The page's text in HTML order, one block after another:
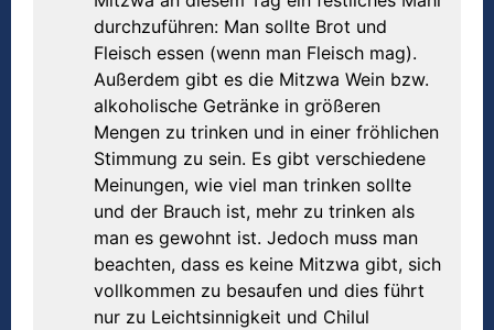
durchzuführen: Man sollte Brot und
Fleisch essen (wenn man Fleisch mag).
Außerdem gibt es die Mitzwa Wein bzw.
alkoholische Getränke in größeren
Mengen zu trinken und in einer fröhlichen
Stimmung zu sein. Es gibt verschiedene
Meinungen, wie viel man trinken sollte
und der Brauch ist, mehr zu trinken als
man es gewohnt ist. Jedoch muss man
beachten, dass es keine Mitzwa gibt, sich
vollkommen zu besaufen und dies führt
nur zu Leichtsinnigkeit und Chilul